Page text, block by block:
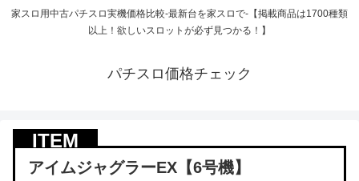
家スロ用中古パチスロ実機価格比較-最新台を家スロで-【掲載商品は1700種類
以上！欲しいスロットが必ず見つかる！】
パチスロ価格チェック
アイムジャグラーEX【6号機】